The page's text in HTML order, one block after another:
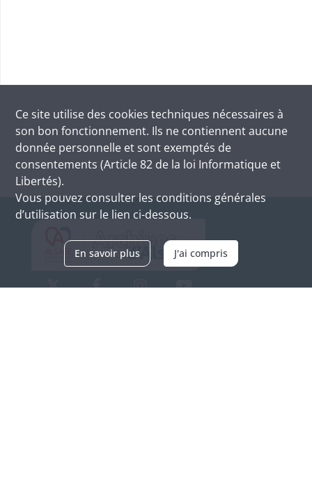
Ce site utilise des cookies techniques nécessaires à
son bon fonctionnement. Ils ne contiennent aucune
donnée personnelle et sont exemptés de
consentements (Article 82 de la loi Informatique et
Libertés).
Vous pouvez consulter les conditions générales
d’utilisation sur le lien ci-dessous.
En savoir plus J'ai compris